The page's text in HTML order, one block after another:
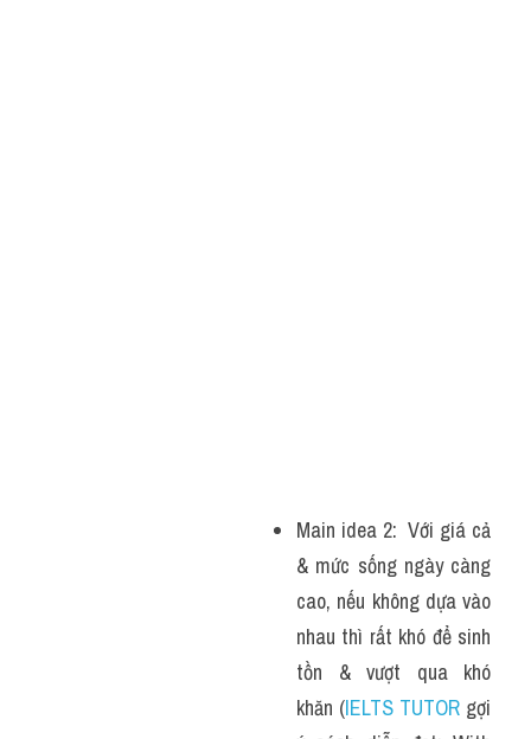
Main idea 2:  Với giá cả
& mức sống ngày càng
cao, nếu không dựa vào
nhau thì rất khó để sinh
tồn & vượt qua khó
khăn (IELTS TUTOR gợi